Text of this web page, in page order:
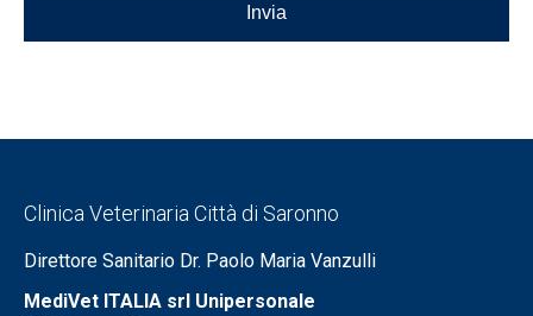
Invia
Clinica Veterinaria Città di Saronno
Direttore Sanitario Dr. Paolo Maria Vanzulli
MediVet ITALIA srl Unipersonale